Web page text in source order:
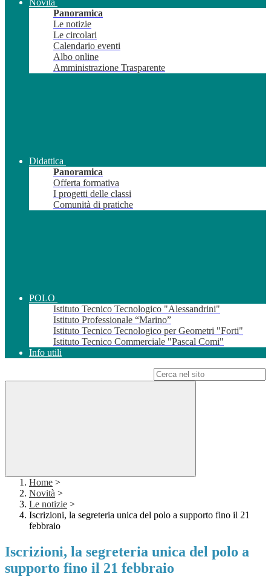
Novità
Panoramica
Le notizie
Le circolari
Calendario eventi
Albo online
Amministrazione Trasparente
Didattica
Panoramica
Offerta formativa
I progetti delle classi
Comunità di pratiche
POLO
Istituto Tecnico Tecnologico "Alessandrini"
Istituto Professionale “Marino”
Istituto Tecnico Tecnologico per Geometri "Forti"
Istituto Tecnico Commerciale "Pascal Comi"
Info utili
Home >
Novità >
Le notizie >
Iscrizioni, la segreteria unica del polo a supporto fino il 21
febbraio
Iscrizioni, la segreteria unica del polo a
supporto fino il 21 febbraio